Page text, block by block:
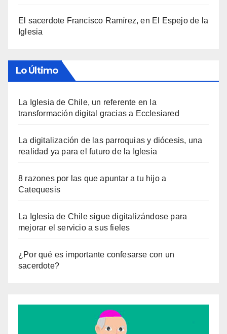
El sacerdote Francisco Ramírez, en El Espejo de la
Iglesia
Lo Último
La Iglesia de Chile, un referente en la
transformación digital gracias a Ecclesiared
La digitalización de las parroquias y diócesis, una
realidad ya para el futuro de la Iglesia
8 razones por las que apuntar a tu hijo a
Catequesis
La Iglesia de Chile sigue digitalizándose para
mejorar el servicio a sus fieles
¿Por qué es importante confesarse con un
sacerdote?